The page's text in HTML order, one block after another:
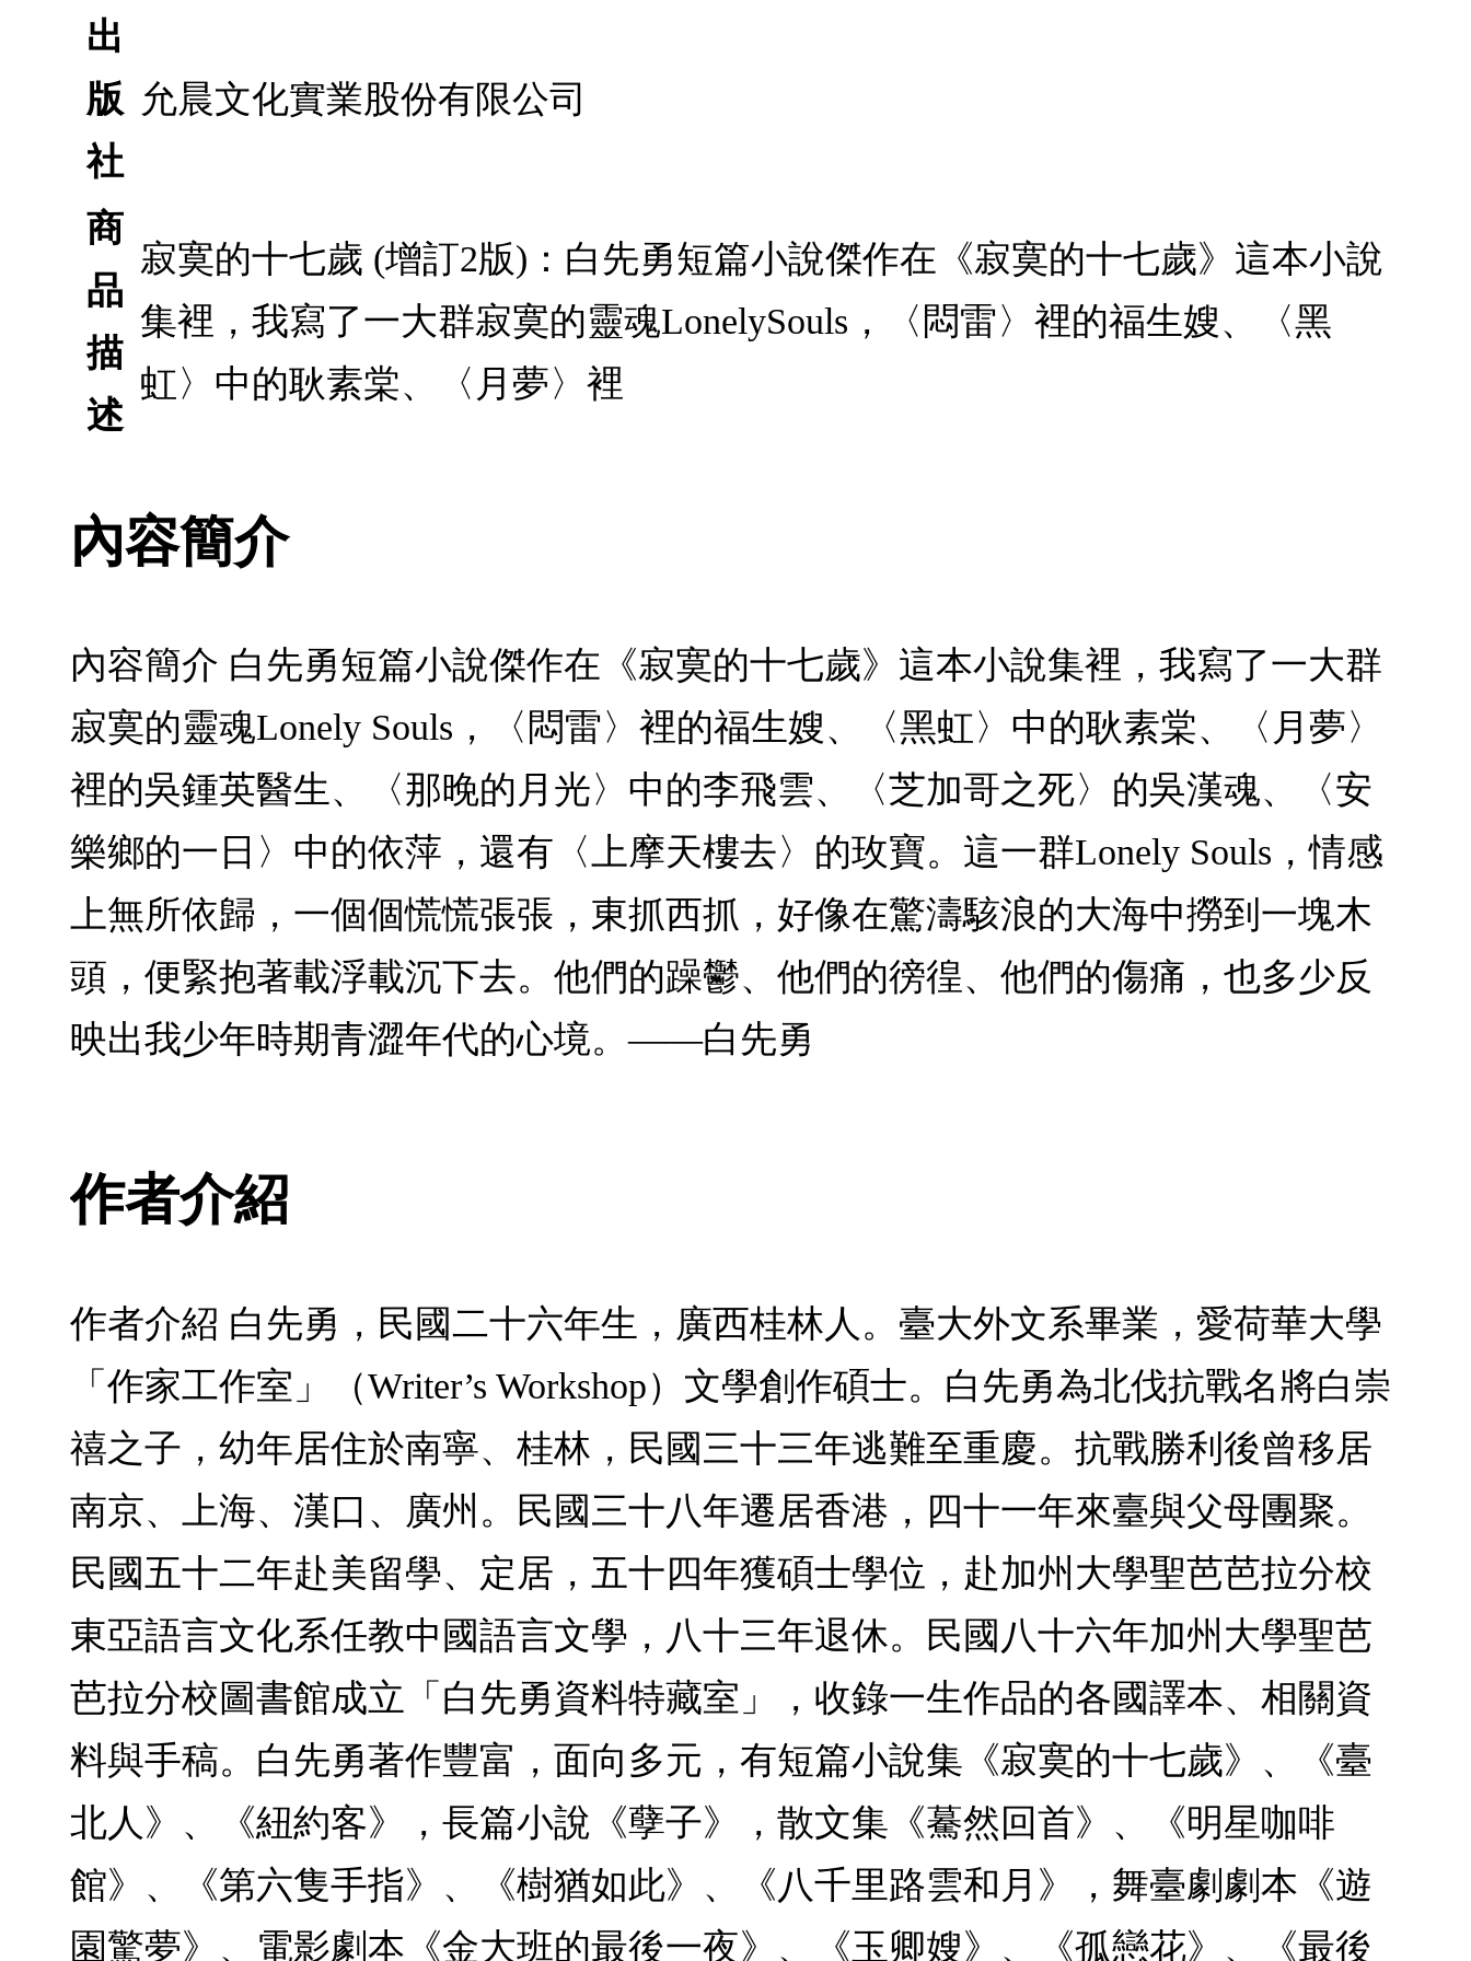
出
版
社
允晨文化實業股份有限公司
商
品
描
述
寂寞的十七歲 (增訂2版)：白先勇短篇小說傑作在《寂寞的十七歲》這本小說
集裡，我寫了一大群寂寞的靈魂LonelySouls，〈悶雷〉裡的福生嫂、〈黑
虹〉中的耿素棠、〈月夢〉裡
內容簡介
內容簡介 白先勇短篇小說傑作在《寂寞的十七歲》這本小說集裡，我寫了一大群
寂寞的靈魂Lonely Souls，〈悶雷〉裡的福生嫂、〈黑虹〉中的耿素棠、〈月夢〉
裡的吳鍾英醫生、〈那晚的月光〉中的李飛雲、〈芝加哥之死〉的吳漢魂、〈安
樂鄉的一日〉中的依萍，還有〈上摩天樓去〉的玫寶。這一群Lonely Souls，情感
上無所依歸，一個個慌慌張張，東抓西抓，好像在驚濤駭浪的大海中撈到一塊木
頭，便緊抱著載浮載沉下去。他們的躁鬱、他們的徬徨、他們的傷痛，也多少反
映出我少年時期青澀年代的心境。——白先勇
作者介紹
作者介紹 白先勇，民國二十六年生，廣西桂林人。臺大外文系畢業，愛荷華大學
「作家工作室」（Writer’s Workshop）文學創作碩士。白先勇為北伐抗戰名將白崇
禧之子，幼年居住於南寧、桂林，民國三十三年逃難至重慶。抗戰勝利後曾移居
南京、上海、漢口、廣州。民國三十八年遷居香港，四十一年來臺與父母團聚。
民國五十二年赴美留學、定居，五十四年獲碩士學位，赴加州大學聖芭芭拉分校
東亞語言文化系任教中國語言文學，八十三年退休。民國八十六年加州大學聖芭
芭拉分校圖書館成立「白先勇資料特藏室」，收錄一生作品的各國譯本、相關資
料與手稿。白先勇著作豐富，面向多元，有短篇小說集《寂寞的十七歲》、《臺
北人》、《紐約客》，長篇小說《孽子》，散文集《驀然回首》、《明星咖啡
館》、《第六隻手指》、《樹猶如此》、《八千里路雲和月》，舞臺劇劇本《遊
園驚夢》、電影劇本《金大班的最後一夜》、《玉卿嫂》、《孤戀花》、《最後